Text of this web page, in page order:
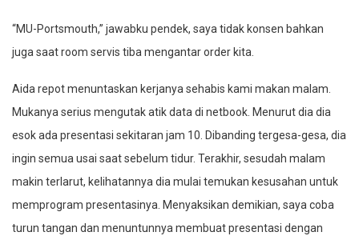
“MU-Portsmouth,” jawabku pendek, saya tidak konsen bahkan
juga saat room servis tiba mengantar order kita.
Aida repot menuntaskan kerjanya sehabis kami makan malam.
Mukanya serius mengutak atik data di netbook. Menurut dia dia
esok ada presentasi sekitaran jam 10. Dibanding tergesa-gesa, dia
ingin semua usai saat sebelum tidur. Terakhir, sesudah malam
makin terlarut, kelihatannya dia mulai temukan kesusahan untuk
memprogram presentasinya. Menyaksikan demikian, saya coba
turun tangan dan menuntunnya membuat presentasi dengan